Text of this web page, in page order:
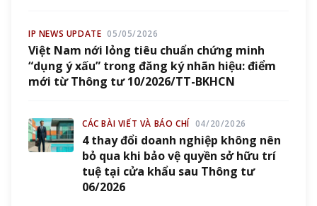
IP NEWS UPDATE 05/05/2026
Việt Nam nới lỏng tiêu chuẩn chứng minh
“dụng ý xấu” trong đăng ký nhãn hiệu: điểm
mới từ Thông tư 10/2026/TT-BKHCN
CÁC BÀI VIẾT VÀ BÁO CHÍ 04/20/2026
4 thay đổi doanh nghiệp không nên
bỏ qua khi bảo vệ quyền sở hữu trí
tuệ tại cửa khẩu sau Thông tư
06/2026